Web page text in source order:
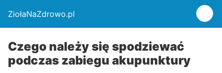
ZiołaNaZdrowo.pl
Czego należy się spodziewać
podczas zabiegu akupunktury